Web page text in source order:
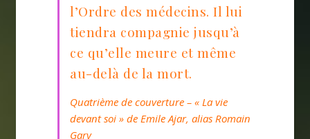
l’Ordre des médecins. Il lui
tiendra compagnie jusqu’à
ce qu’elle meure et même
au-delà de la mort.
Quatrième de couverture – « La vie
devant soi » de Emile Ajar, alias Romain
Gary